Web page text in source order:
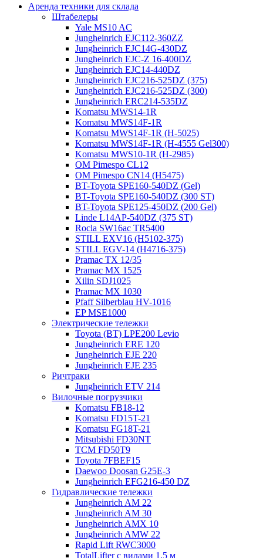
Аренда техники для склада
Штабелеры
Yale MS10 AC
Jungheinrich EJC112-360ZZ
Jungheinrich EJC14G-430DZ
Jungheinrich EJC-Z 16-400DZ
Jungheinrich EJC14-440DZ
Jungheinrich EJC216-525DZ (375)
Jungheinrich EJC216-525DZ (300)
Jungheinrich ERC214-535DZ
Komatsu MWS14-1R
Komatsu MWS14F-1R
Komatsu MWS14F-1R (H-5025)
Komatsu MWS14F-1R (H-4555 Gel300)
Komatsu MWS10-1R (Н-2985)
OM Pimespo CL12
OM Pimespo CN14 (Н5475)
BT-Toyota SPE160-540DZ (Gel)
BT-Toyota SPE160-540DZ (300 ST)
BT-Toyota SPE125-450DZ (200 Gel)
Linde L14AP-540DZ (375 ST)
Rocla SW16ac TR5400
STILL EXV16 (H5102-375)
STILL EGV-14 (H4716-375)
Pramac TX 12/35
Pramac MX 1525
Xilin SDJ1025
Pramac MX 1030
Pfaff Silberblau HV-1016
EP MSE1000
Электрические тележки
Toyota (BT) LPE200 Levio
Jungheinrich ERE 120
Jungheinrich EJE 220
Jungheinrich EJE 235
Ричтраки
Jungheinrich ETV 214
Вилочные погрузчики
Komatsu FB18-12
Komatsu FD15T-21
Komatsu FG18T-21
Mitsubishi FD30NT
TCM FD50T9
Toyota 7FBEF15
Daewoo Doosan G25E-3
Jungheinrich EFG216-450 DZ
Гидравлические тележки
Jungheinrich AM 22
Jungheinrich AM 30
Jungheinrich AMX 10
Jungheinrich AMW 22
Rapid Lift RWC3000
TotalLifter с вилами 1,5 м